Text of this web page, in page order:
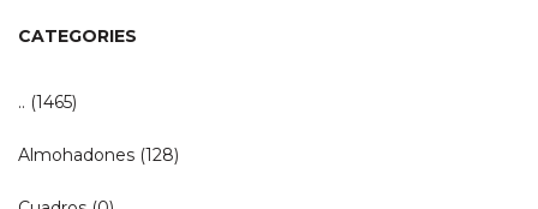
CATEGORIES
.. (1465)
Almohadones (128)